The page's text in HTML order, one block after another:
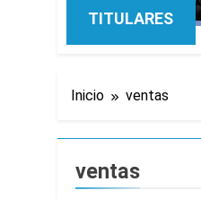
TITULARES
Inicio ventas
ventas